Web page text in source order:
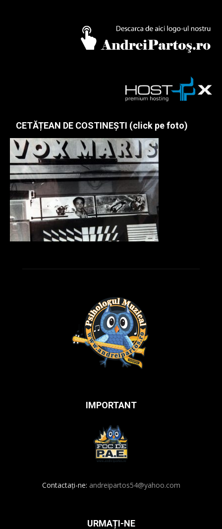
CETĂȚEAN DE COSTINEȘTI (click pe foto)
IMPORTANT
Contactați-ne: andreipartos54@yahoo.com
URMAȚI-NE